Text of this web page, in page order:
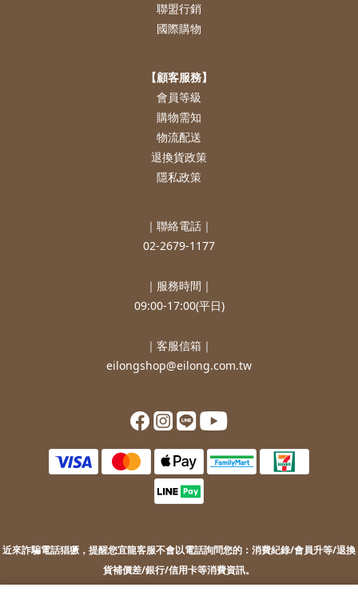
聯盟行銷
國際購物
【顧客服務】
會員等級
購物需知
物流配送
退換貨政策
隱私政策
｜聯絡電話｜
02-2679-1177
｜服務時間｜
09:00-17:00(平日)
｜客服信箱｜
eilongshop@eilong.com.tw
近來詐騙電話猖獗，提醒您宜龍客服不會以電話詢問您的： 消費紀錄/會員升等/退換
貨補價差/銀行/信用卡等消費資訊。